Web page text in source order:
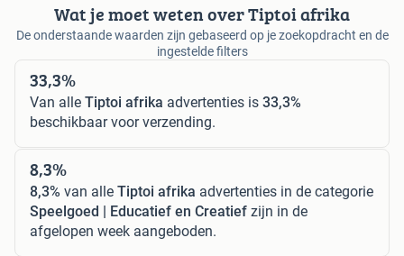
Wat je moet weten over Tiptoi afrika
De onderstaande waarden zijn gebaseerd op je zoekopdracht en de
ingestelde filters
33,3%
Van alle Tiptoi afrika advertenties is 33,3%
beschikbaar voor verzending.
8,3%
8,3% van alle Tiptoi afrika advertenties in de categorie
Speelgoed | Educatief en Creatief zijn in de
afgelopen week aangeboden.